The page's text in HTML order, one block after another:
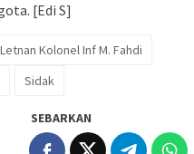
[Edi S]
Kolonel Inf M. Fahdi
Sidak
SEBARKAN